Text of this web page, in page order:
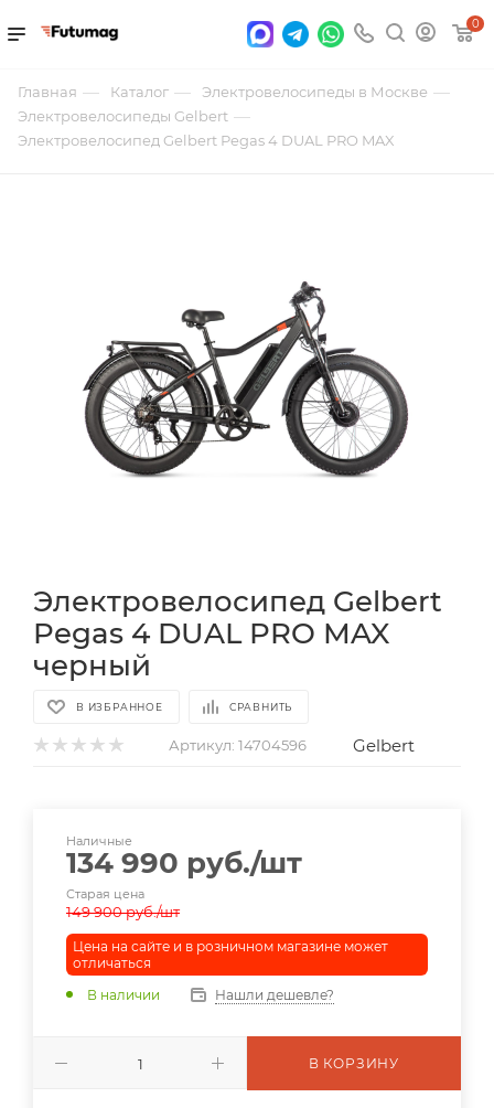
0
Главная — Каталог — Электровелосипеды в Москве —
Электровелосипеды Gelbert —
Электровелосипед Gelbert Pegas 4 DUAL PRO MAX
Электровелосипед Gelbert
Pegas 4 DUAL PRO MAX
черный
В ИЗБРАННОЕ СРАВНИТЬ
Артикул: 14704596 Gelbert
Наличные
134 990 руб./шт
Старая цена
149 900руб./шт
Цена на сайте и в розничном магазине может
отличаться
В наличии
Нашли дешевле?
В КОРЗИНУ